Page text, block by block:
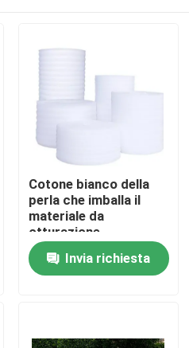
Cotone bianco della
perla che imballa il
materiale da
otturazione
antistatico della
schiuma del cotone
della perla di 1.2m
Invia richiesta